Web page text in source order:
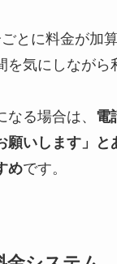
とに料金が加
を気にしながら
る場合は、 電
いします」と
めです。